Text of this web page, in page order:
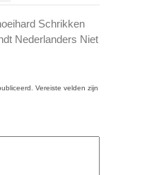
Schrikken
Nederlanders Niet
Vereiste velden zijn